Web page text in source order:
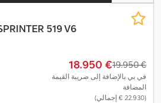
519 V6
‏18.950 € ‏19.950 €
في بي بالإضافة إلى ضريبة القيمة
المضافة
(‏22.930 € إجمالي)